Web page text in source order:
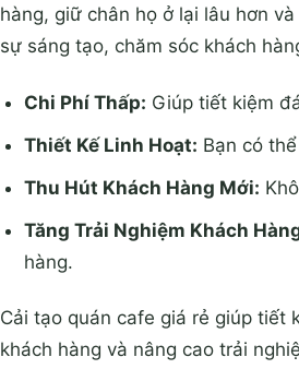
hàng, giữ chân họ ở lại lâu hơn
sự sáng tạo, chăm sóc khách
Chi Phí Thấp: Giúp tiết kiệm
Thiết Kế Linh Hoạt: Bạn có
Thu Hút Khách Hàng Mới:
Tăng Trải Nghiệm Khách
hàng.
Cải tạo quán cafe giá rẻ giúp tiết
khách hàng và nâng cao trải